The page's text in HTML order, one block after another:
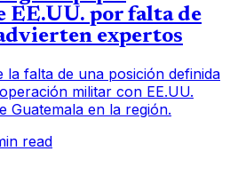
EE.UU. por falta de
expertos
la falta de una posición definida
militar con EE.UU.
Guatemala en la región.
read